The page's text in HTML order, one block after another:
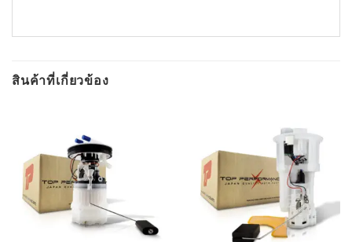
สินค้าที่เกี่ยวข้อง